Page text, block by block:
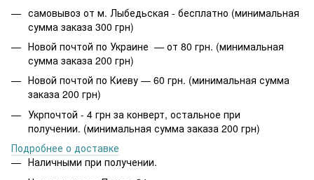
самовывоз от м. Лыбедьская - бесплатно (минимальная
сумма заказа 300 грн)
Новой почтой по Украине — от 80 грн. (минимальная
сумма заказа 200 грн)
Новой почтой по Киеву — 60 грн. (минимальная сумма
заказа 200 грн)
Укрпочтой - 4 грн за конверт, остальное при
получении. (минимальная сумма заказа 200 грн)
Подробнее о доставке
Наличными при получении.